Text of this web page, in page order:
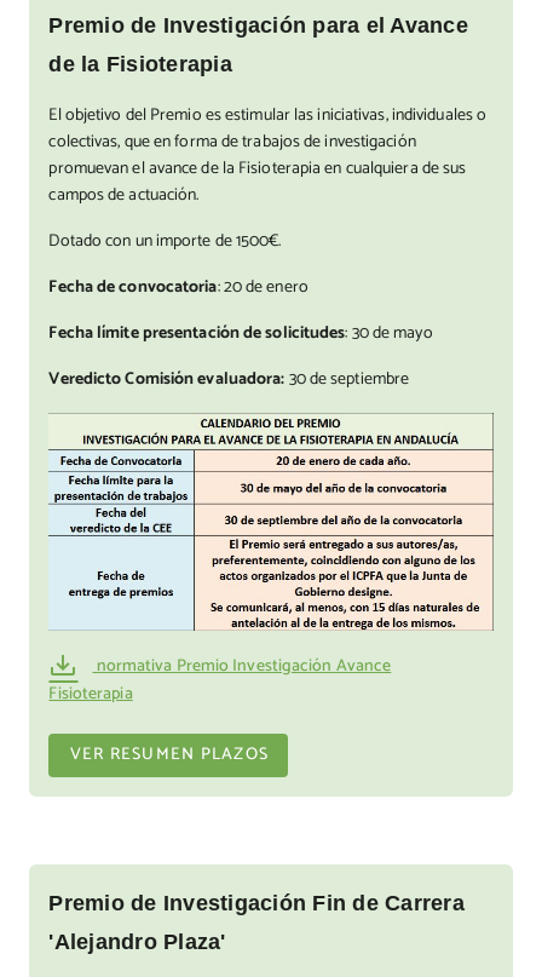
Premio de Investigación para el Avance
de la Fisioterapia
El objetivo del Premio es estimular las iniciativas, individuales o
colectivas, que en forma de trabajos de investigación
promuevan el avance de la Fisioterapia en cualquiera de sus
campos de actuación.
Dotado con un importe de 1500€.
Fecha de convocatoria: 20 de enero
Fecha límite presentación de solicitudes: 30 de mayo
Veredicto Comisión evaluadora:30 de septiembre
normativa Premio Investigación Avance
Fisioterapia
VER RESUMEN PLAZOS
Premio de Investigación Fin de Carrera
'Alejandro Plaza'